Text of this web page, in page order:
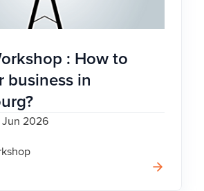
: How to
business in
2026